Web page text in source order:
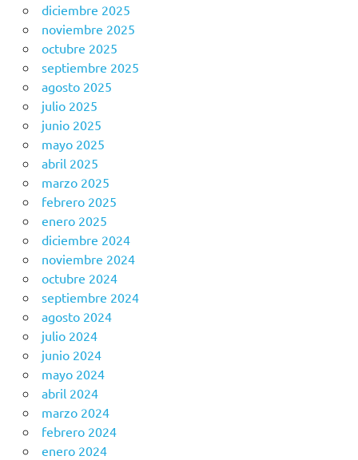
diciembre 2025
noviembre 2025
octubre 2025
septiembre 2025
agosto 2025
julio 2025
junio 2025
mayo 2025
abril 2025
marzo 2025
febrero 2025
enero 2025
diciembre 2024
noviembre 2024
octubre 2024
septiembre 2024
agosto 2024
julio 2024
junio 2024
mayo 2024
abril 2024
marzo 2024
febrero 2024
enero 2024